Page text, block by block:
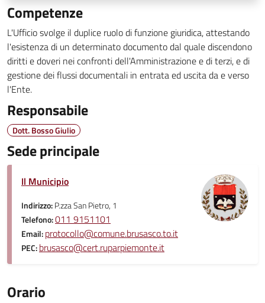
Competenze
L'Ufficio svolge il duplice ruolo di funzione giuridica, attestando
l'esistenza di un determinato documento dal quale discendono
diritti e doveri nei confronti dell'Amministrazione e di terzi, e di
gestione dei flussi documentali in entrata ed uscita da e verso
l'Ente.
Responsabile
Dott. Bosso Giulio
Sede principale
Il Municipio
Indirizzo:P.zza San Pietro, 1
Telefono:011 9151101
Email:protocollo@comune.brusasco.to.it
PEC:brusasco@cert.ruparpiemonte.it
Orario